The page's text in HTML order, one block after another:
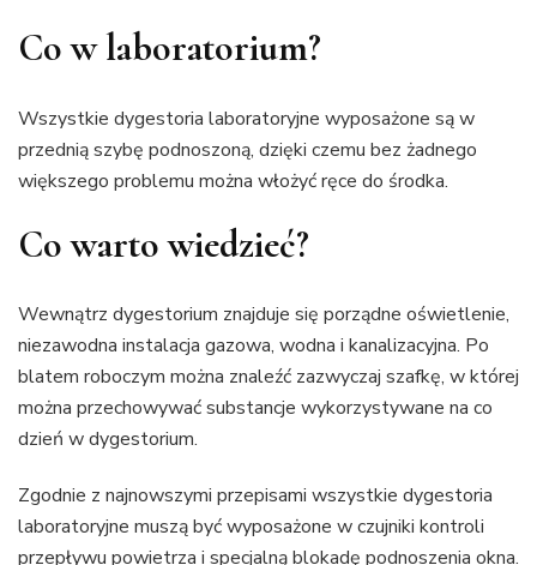
Co w laboratorium?
Wszystkie dygestoria laboratoryjne wyposażone są w
przednią szybę podnoszoną, dzięki czemu bez żadnego
większego problemu można włożyć ręce do środka.
Co warto wiedzieć?
Wewnątrz dygestorium znajduje się porządne oświetlenie,
niezawodna instalacja gazowa, wodna i kanalizacyjna. Po
blatem roboczym można znaleźć zazwyczaj szafkę, w której
można przechowywać substancje wykorzystywane na co
dzień w dygestorium.
Zgodnie z najnowszymi przepisami wszystkie dygestoria
laboratoryjne muszą być wyposażone w czujniki kontroli
przepływu powietrza i specjalną blokadę podnoszenia okna.